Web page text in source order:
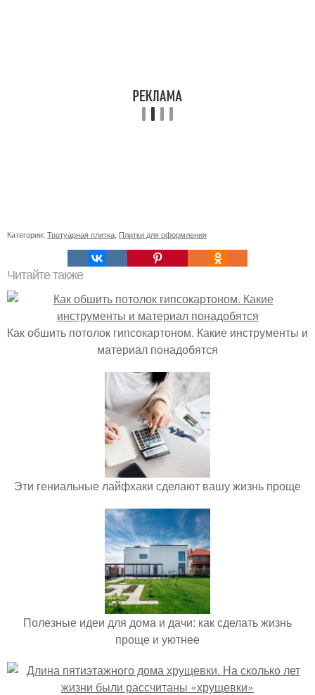
Категории: Тротуарная плитка Плитки для оформления
Читайте также
Как обшить потолок гипсокартоном. Какие инструменты и
материал понадобятся
Эти гениальные лайфхаки сделают вашу жизнь проще
Полезные идеи для дома и дачи: как сделать жизнь
проще и уютнее